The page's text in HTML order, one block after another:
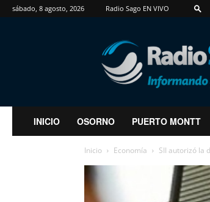
sábado, 8 agosto, 2026 Radio Sago EN VIVO
RadioSago
INICIO OSORNO PUERTO MONTT
Inicio Economía SII autorizó la